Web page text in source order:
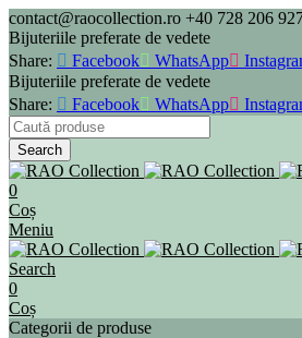
contact@raocollection.ro +40 728 206
Bijuteriile preferate de vedete
Share:
Facebook WhatsApp
Bijuteriile preferate de vedete
Share:
Facebook WhatsApp
Search
0
Coș
Meniu
Search
0
Coș
Categorii de produse